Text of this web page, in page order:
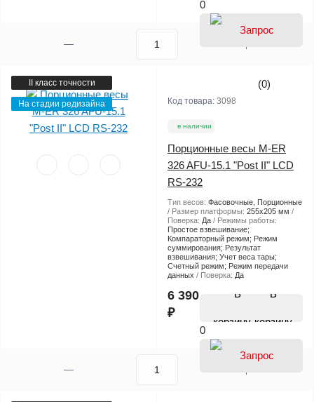
0
II класс точности
На стадии редизайна
(0)
Код товара: 3098
в наличии
Порционные весы M-ER
326 AFU-15.1 "Post II" LCD
RS-232
Тип весов: Фасовочные, Порционные
Размер платформы: 255х205 мм
Поверка: Да
Режимы работы:
Простое взвешивание;
Компараторный режим; Режим
суммирования; Результат
взвешивания; Учет веса тары;
Счетный режим; Режим передачи
данных
Поверка: Да
6 390
₽
В
корзину
0